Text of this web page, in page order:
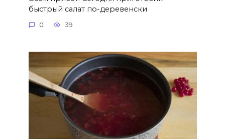
быстрый салат по-деревенски
0 39